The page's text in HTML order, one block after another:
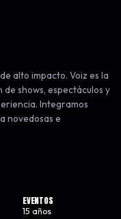
alto impacto. Voiz es la
shows, espectáculos y
Integramos
novedosas e
EVENTOS
15 años